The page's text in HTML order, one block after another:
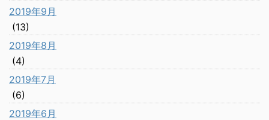
2019年9月
(13)
2019年8月
(4)
2019年7月
(6)
2019年6月